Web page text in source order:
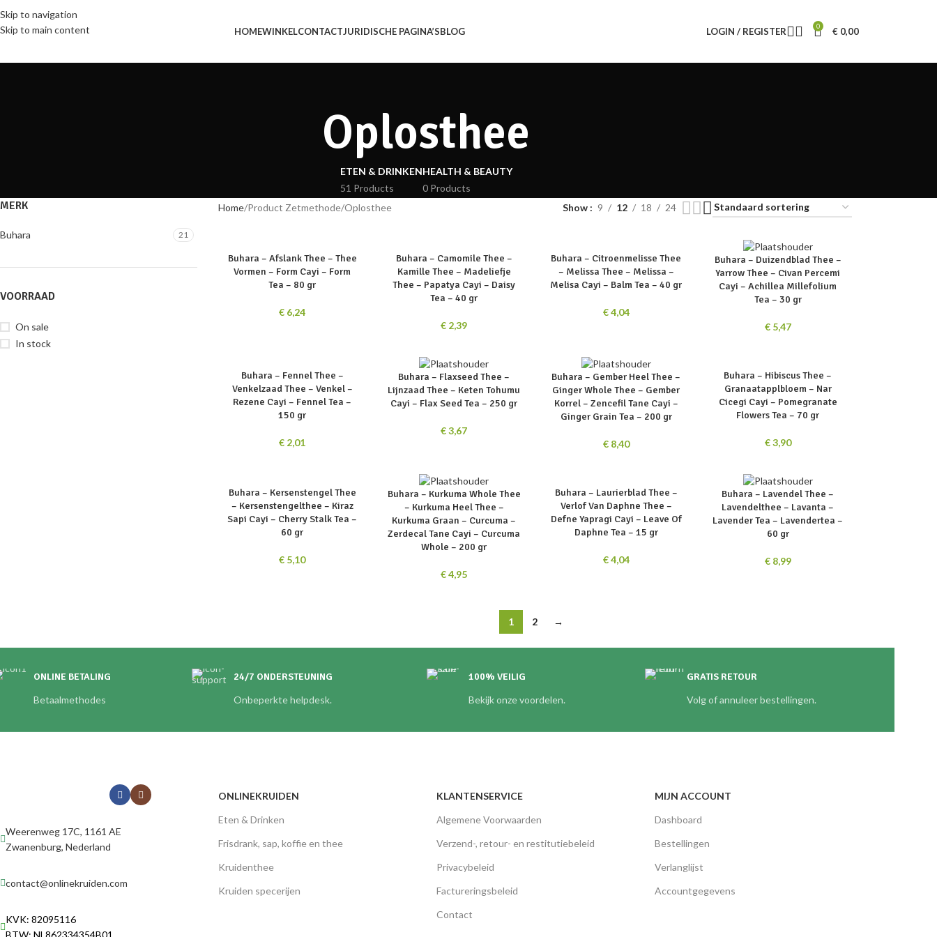
Skip to navigation
Skip to main content
HOMEWINKELCONTACTJURIDISCHE PAGINA’SBLOG LOGIN / REGISTER 0 € 0,00
Oplosthee
ETEN & DRINKEN
51 Products
HEALTH & BEAUTY
0 Products
MERK
Buhara 21
VOORRAAD
On sale
In stock
Home Product Zetmethode Oplosthee Show 9 12 18 24
SOLD
Buhara – Afslank Thee – Thee
Vormen – Form Cayi – Form
Tea – 80 gr
€ 6,24
SOLD
Buhara – Camomile Thee –
Kamille Thee – Madeliefje
Thee – Papatya Cayi – Daisy
Tea – 40 gr
€ 2,39
SOLD
Buhara – Citroenmelisse Thee
– Melissa Thee – Melissa –
Melisa Cayi – Balm Tea – 40 gr
€4,04
SOLD
OUT
Buhara – Duizendblad Thee –
Yarrow Thee – Civan Percemi
Cayi – Achillea Millefolium
Tea – 30 gr
€5,47
SOLDBuhara – Fennel Thee –
Venkelzaad Thee – Venkel –
Rezene Cayi – Fennel Tea –
150 gr
€ 2,01
SOLD
OUTBuhara – Flaxseed Thee –
Lijnzaad Thee – Keten Tohumu
Cayi – Flax Seed Tea – 250 gr
€3,67
SOLD
OUT
Buhara – Gember Heel Thee –
Ginger Whole Thee – Gember
Korrel – Zencefil Tane Cayi –
Ginger Grain Tea – 200 gr
€8,40
SOLDBuhara – Hibiscus Thee –
Granaatapplbloem – Nar
Cicegi Cayi – Pomegranate
Flowers Tea – 70 gr
€3,90
SOLD
Buhara – Kersenstengel Thee
– Kersenstengelthee – Kiraz
Sapi Cayi – Cherry Stalk Tea –
60 gr
€ 5,10
SOLD
OUT
Buhara – Kurkuma Whole Thee
– Kurkuma Heel Thee –
Kurkuma Graan – Curcuma –
Zerdecal Tane Cayi – Curcuma
Whole – 200 gr
€4,95
SOLD
Buhara – Laurierblad Thee –
Verlof Van Daphne Thee –
Defne Yapragi Cayi – Leave Of
Daphne Tea – 15 gr
€4,04
SOLD
OUT
Buhara – Lavendel Thee –
Lavendelthee – Lavanta –
Lavender Tea – Lavendertea –
60 gr
€8,99
1 2 →
ONLINE BETALING
Betaalmethodes
24/7 ONDERSTEUNING
Onbeperkte helpdesk.
100% VEILIG
Bekijk onze voordelen.
GRATIS RETOUR
Volg of annuleer bestellingen.
Weerenweg 17C, 1161 AE
Zwanenburg, Nederland
contact@onlinekruiden.com
KVK: 82095116
BTW: NL862334354B01
ONLINEKRUIDEN
Eten & Drinken
Frisdrank, sap, koffie en thee
Kruidenthee
Kruiden specerijen
KLANTENSERVICE
Algemene Voorwaarden
Verzend-, retour- en restitutiebeleid
Privacybeleid
Factureringsbeleid
Contact
MIJN ACCOUNT
Dashboard
Bestellingen
Verlanglijst
Accountgegevens